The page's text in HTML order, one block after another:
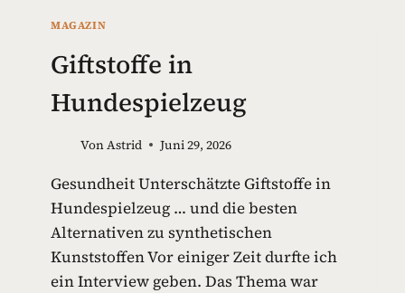
MAGAZIN
Giftstoffe in
Hundespielzeug
VonAstrid Juni 29, 2026
Gesundheit Unterschätzte Giftstoffe in
Hundespielzeug … und die besten
Alternativen zu synthetischen
Kunststoffen Vor einiger Zeit durfte ich
ein Interview geben. Das Thema war